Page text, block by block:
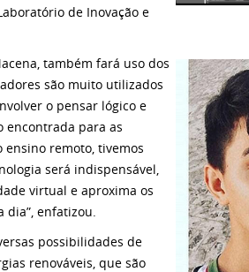
de Inovação e
também fará uso dos
são muito utilizados
o pensar lógico e
encontrada para as
ensino remoto, tivemos
será indispensável,
virtual e aproxima os
dia”, enfatizou.
possibilidades de
renováveis, que são